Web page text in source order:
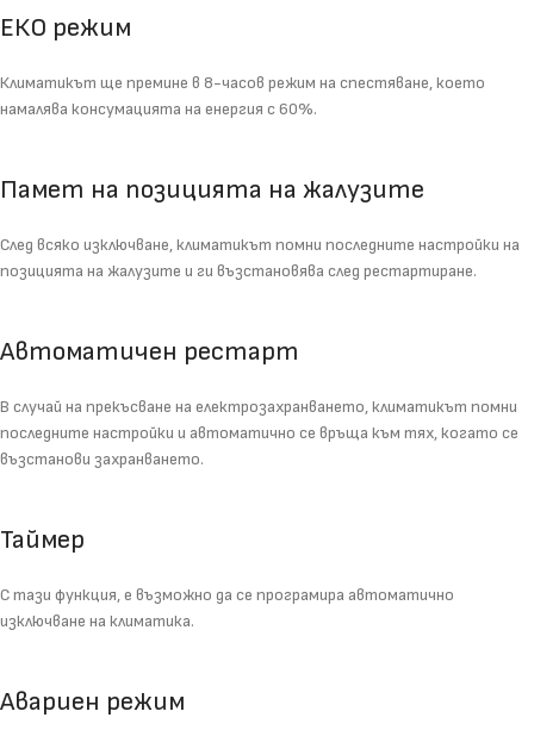
ЕКО режим
Климатикът ще премине в 8-часов режим на спестяване, което
намалява консумацията на енергия с 60%.
Памет на позицията на жалузите
След всяко изключване, климатикът помни последните настройки на
позицията на жалузите и ги възстановява след рестартиране.
Автоматичен рестарт
В случай на прекъсване на електрозахранването, климатикът помни
последните настройки и автоматично се връща към тях, когато се
възстанови захранването.
Таймер
С тази функция, е възможно да се програмира автоматично
изключване на климатика.
Авариен режим